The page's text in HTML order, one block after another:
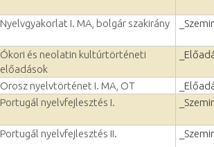
Nyelvgyakorlat I. MA, bolgár szakirány
Ókori és neolatin kultúrtörténeti
előadások
Orosz nyelvtörténet I. MA, OT
Portugál nyelvfejlesztés I.
Portugál nyelvfejlesztés II.